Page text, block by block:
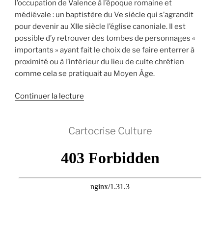
l’occupation de Valence à l’époque romaine et
médiévale : un baptistère du Ve siècle qui s’agrandit
pour devenir au XIIe siècle l’église canoniale. Il est
possible d’y retrouver des tombes de personnages «
importants » ayant fait le choix de se faire enterrer à
proximité ou à l’intérieur du lieu de culte chrétien
comme cela se pratiquait au Moyen Âge.
Continuer la lecture
sur
parvis
de
la
cathédrale
Cartocrise Culture